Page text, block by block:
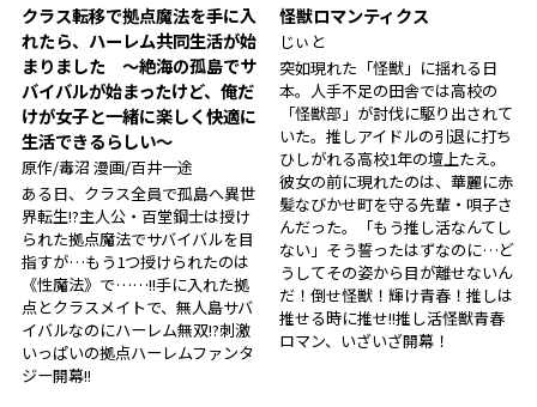
クラス転移で拠点魔法を手に入
れたら、ハーレム共同生活が始
まりました ～絶海の孤島でサ
バイバルが始まったけど、俺だ
けが女子と一緒に楽しく快適に
生活できるらしい～
原作/毒沼 漫画/百井一途
ある日、クラス全員で孤島へ異世
界転生!?主人公・百堂鋼士は授け
られた拠点魔法でサバイバルを目
指すが…もう1つ授けられたのは
《性魔法》で……!!手に入れた拠
点とクラスメイトで、無人島サバ
イバルなのにハーレム無双!?刺激
いっぱいの拠点ハーレムファンタ
ジー開幕!!
怪獣ロマンティクス
じぃと
突如現れた「怪獣」に揺れる日
本。人手不足の田舎では高校の
「怪獣部」が討伐に駆り出されて
いた。推しアイドルの引退に打ち
ひしがれる高校1年の壇上たえ。
彼女の前に現れたのは、華麗に赤
髪なびかせ町を守る先輩・唄子さ
んだった。「もう推し活なんてし
ない」そう誓ったはずなのに…ど
うしてその姿から目が離せないん
だ！倒せ怪獣！輝け青春！推しは
推せる時に推せ!!推し活怪獣青春
ロマン、いざいざ開幕！